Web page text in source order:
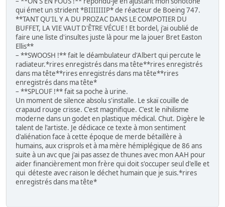
qui émet un strident *BIIIIIIIP* de réacteur de Boeing 747.
**TANT QU'IL Y A DU PROZAC DANS LE COMPOTIER DU
BUFFET, LA VIE VAUT D'ÊTRE VÉCUE ! Et bordel, j'ai oublié de
faire une liste d'insultes juste là pour me la jouer Bret Easton
Ellis**
– **SWOOSH !** fait le déambulateur d'Albert qui percute le
radiateur.*rires enregistrés dans ma tête**rires enregistrés
dans ma tête**rires enregistrés dans ma tête**rires
enregistrés dans ma tête*
– **SPLOUF !** fait sa poche à urine.
Un moment de silence absolu s'installe. Le skaï couille de
crapaud rouge crisse. C'est magnifique. C'est le nihilisme
moderne dans un godet en plastique médical. Chut. Digère le
talent de l'artiste. Je dédicace ce texte à mon sentiment
d'aliénation face à cette époque de merde bétaillère à
humains, aux crisprols et à ma mère hémiplégique de 86 ans
suite à un avc que j'ai pas assez de thunes avec mon AAH pour
aider financièrement mon frère qui doit s'occuper seul d'elle et
qui déteste avec raison le déchet humain que je suis.*rires
enregistrés dans ma tête*